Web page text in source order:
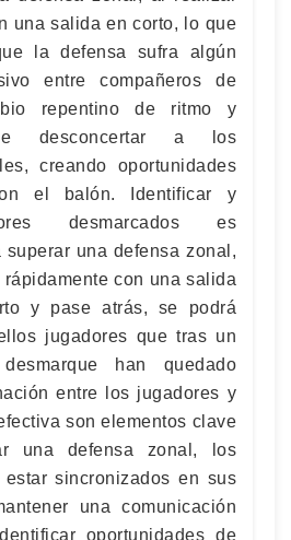
una salida en corto, lo que
la defensa sufra algún
entre compañeros de
repentino de ritmo y
desconcertar a los
creando oportunidades
el balón. Identificar y
desmarcados es
superar una defensa zonal,
con una salida
y pase atrás, se podrá
jugadores que tras un
han quedado
entre los jugadores y
son elementos clave
una defensa zonal, los
estar sincronizados en sus
una comunicación
oportunidades de